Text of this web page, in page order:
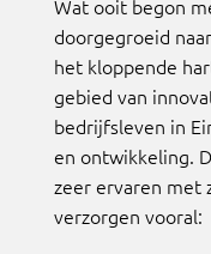
Wat ooit begon
doorgegroeid
het kloppende
gebied van
bedrijfsleven in
en ontwikkeling.
zeer ervaren met
verzorgen vooral: